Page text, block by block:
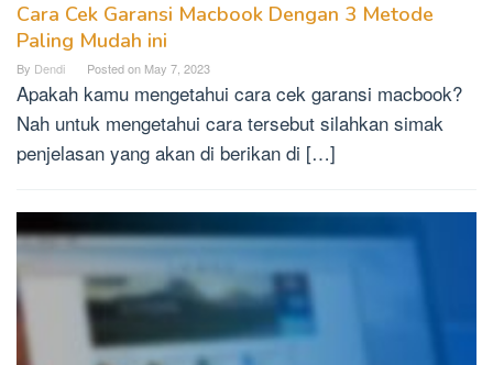
Cara Cek Garansi Macbook Dengan 3 Metode
Paling Mudah ini
By Dendi Posted on May 7, 2023
Apakah kamu mengetahui cara cek garansi macbook?
Nah untuk mengetahui cara tersebut silahkan simak
penjelasan yang akan di berikan di […]